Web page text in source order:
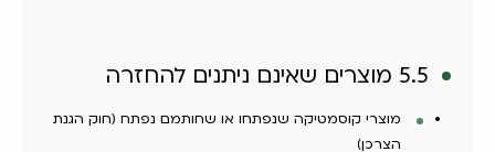
5.5 מוצרים שאינם ניתנים להחזרה
מוצרי קוסמטיקה שנפתחו או שחותמם נפתח (חוק הגנת
הצרכן)